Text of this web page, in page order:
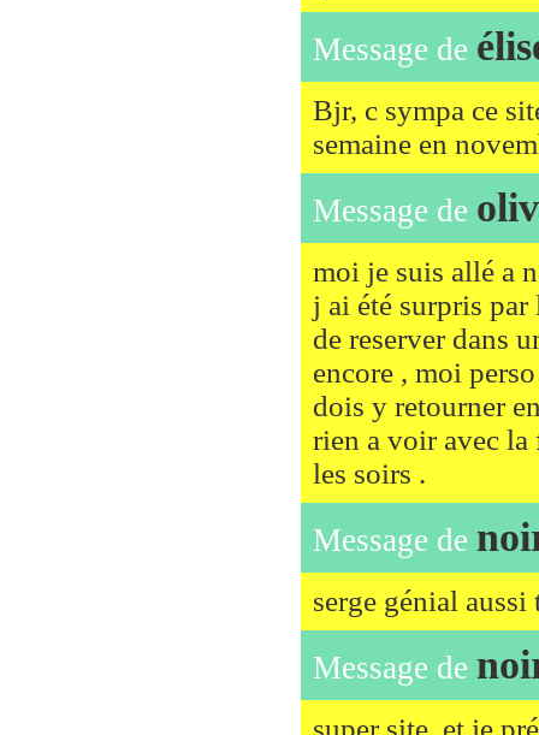
Message de
Bjr, c sympa ce
semaine en
Message de
moi je suis allé a
j ai été surpris
de reserver dans
encore , moi
dois y retourner
rien a voir avec la
les soirs .
Message de
serge génial aussi
Message de
super site, et je